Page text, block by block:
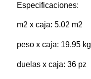
Especificaciones:
m2 x caja: 5.02 m2
peso x caja: 19.95 kg
duelas x caja: 36 pz